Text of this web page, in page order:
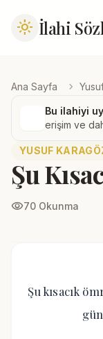
light_mode İlahi
Ana Sayfa chevron_right
Bu ilahiyi
erişim ve
YUSUF
Şu
visibility70 Okunma
Şu kısacık